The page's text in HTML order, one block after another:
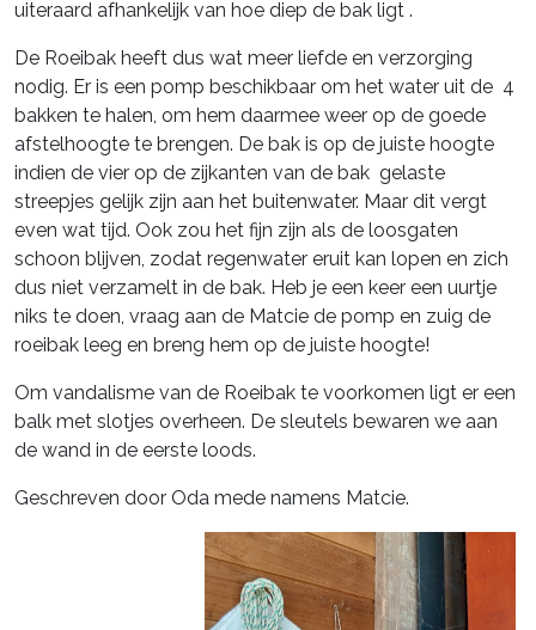
uiteraard afhankelijk van hoe diep de bak ligt .
De Roeibak heeft dus wat meer liefde en verzorging
nodig. Er is een pomp beschikbaar om het water uit de 4
bakken te halen, om hem daarmee weer op de goede
afstelhoogte te brengen. De bak is op de juiste hoogte
indien de vier op de zijkanten van de bak gelaste
streepjes gelijk zijn aan het buitenwater. Maar dit vergt
even wat tijd. Ook zou het fijn zijn als de loosgaten
schoon blijven, zodat regenwater eruit kan lopen en zich
dus niet verzamelt in de bak. Heb je een keer een uurtje
niks te doen, vraag aan de Matcie de pomp en zuig de
roeibak leeg en breng hem op de juiste hoogte!
Om vandalisme van de Roeibak te voorkomen ligt er een
balk met slotjes overheen. De sleutels bewaren we aan
de wand in de eerste loods.
Geschreven door Oda mede namens Matcie.